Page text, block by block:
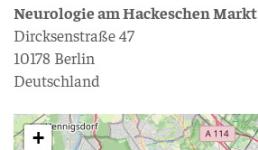
Neurologie am Hackeschen Markt
Dircksenstraße 47
10178 Berlin
Deutschland
+